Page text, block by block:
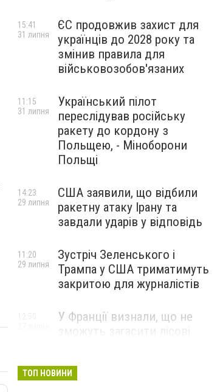
ЄС продовжив захист для
українців до 2028 року та
змінив правила для
військовозобов'язаних
15:41
31 липня
Український пілот
переслідував російську
ракету до кордону з
Польщею, - Міноборони
Польщі
11:15
31 липня
США заявили, що відбили
ракетну атаку Ірану та
завдали ударів у відповідь
14:23
29 липня
Зустріч Зеленського і
Трампа у США триматимуть
закритою для журналістів
11:20
29 липня
У Франції визнали, що не
ТОП НОВИНИ